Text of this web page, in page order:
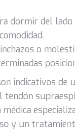
dormir del
o
indicativos de
y un